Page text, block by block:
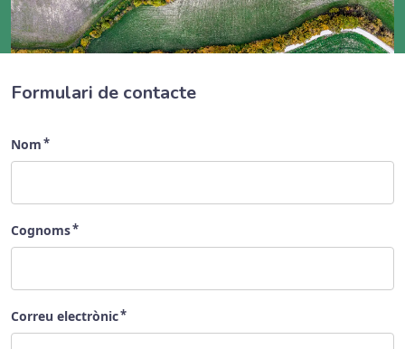
Formulari de contacte
Nom
Cognoms
Correu electrònic